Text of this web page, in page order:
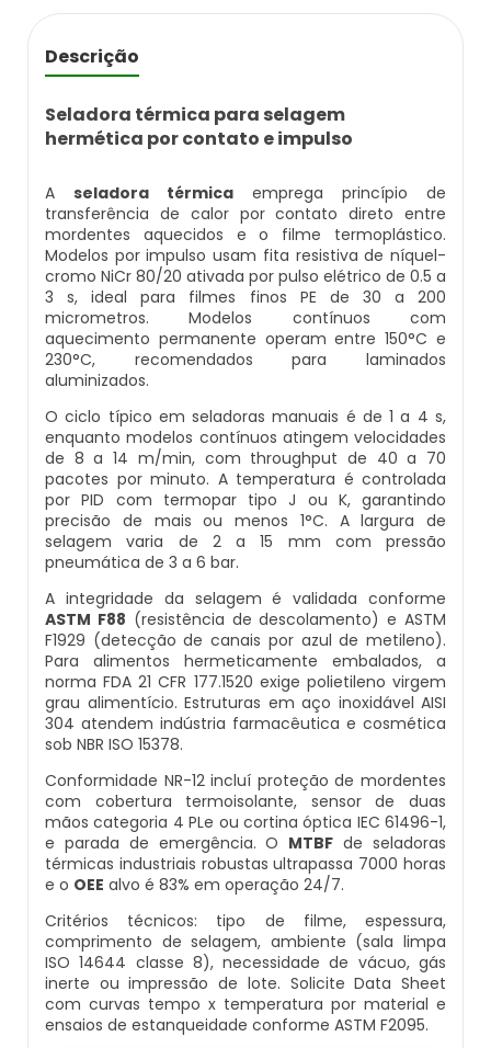
Balança Contadora
Máquina Seladora Rotativa Pneumática
Embaladora Industrial
Pesadora De Grãos
Embaladora De Doces
Embaladora Vertical
Pesadora De Pão
Seladora Automática Com Datador
Pesadora De Salgados Congelados
Balança Multicabeçote
Seladora Rotativa
Pesadora Para Pão De Queijo
Dosador De Rosca
Pesadoras Automáticas
Embaladora De Graos
Seladora Automática Com Esteira
Embaladora De Pao
Esteira Alimentadora
Datador Para Caixa De Papelão
Datador Para Embaladora
Datador Para Embalagens Plásticas
Datador Para Empacotadora
Datador De Tampas
Datador Para Plástico
Datador Para Embalagem Manual
Datador Elétrico
Datador Para Sacos Plasticos
Comprar Datador Automático
Datador Termico
Datador Automático A Venda
Datador Termo Transferência
Fornecedor Datador Automático
Datador De Caixas
Empresa De Datador Inkjet
Descrição
Seladora térmica para selagem
hermética por contato e impulso
A seladora térmica emprega princípio de
transferência de calor por contato direto entre
mordentes aquecidos e o filme termoplástico.
Modelos por impulso usam fita resistiva de níquel-
cromo NiCr 80/20 ativada por pulso elétrico de 0.5 a
3 s, ideal para filmes finos PE de 30 a 200
micrometros. Modelos contínuos com
aquecimento permanente operam entre 150°C e
230°C, recomendados para laminados
aluminizados.
O ciclo típico em seladoras manuais é de 1 a 4 s,
enquanto modelos contínuos atingem velocidades
de 8 a 14 m/min, com throughput de 40 a 70
pacotes por minuto. A temperatura é controlada
por PID com termopar tipo J ou K, garantindo
precisão de mais ou menos 1°C. A largura de
selagem varia de 2 a 15 mm com pressão
pneumática de 3 a 6 bar.
A integridade da selagem é validada conforme
ASTM F88 (resistência de descolamento) e ASTM
F1929 (detecção de canais por azul de metileno).
Para alimentos hermeticamente embalados, a
norma FDA 21 CFR 177.1520 exige polietileno virgem
grau alimentício. Estruturas em aço inoxidável AISI
304 atendem indústria farmacêutica e cosmética
sob NBR ISO 15378.
Conformidade NR-12 incluí proteção de mordentes
com cobertura termoisolante, sensor de duas
mãos categoria 4 PLe ou cortina óptica IEC 61496-1,
e parada de emergência. O MTBF de seladoras
térmicas industriais robustas ultrapassa 7000 horas
e o OEE alvo é 83% em operação 24/7.
Critérios técnicos: tipo de filme, espessura,
comprimento de selagem, ambiente (sala limpa
ISO 14644 classe 8), necessidade de vácuo, gás
inerte ou impressão de lote. Solicite Data Sheet
com curvas tempo x temperatura por material e
ensaios de estanqueidade conforme ASTM F2095.